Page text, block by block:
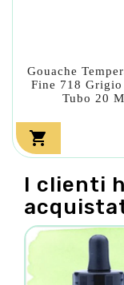
Gouache
Fine 718 Grigio
Tubo 20

I clienti